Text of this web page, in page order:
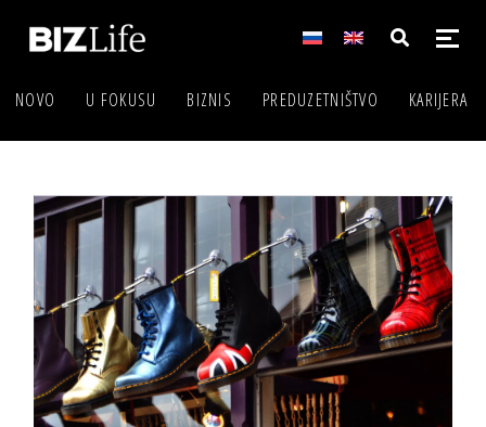
NOVO U FOKUSU BIZNIS PREDUZETNIŠTVO KARIJERA